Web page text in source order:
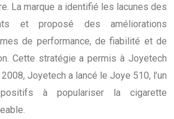
La marque a identifié les lacunes des
et proposé des améliorations
de performance, de fiabilité et de
Cette stratégie a permis à Joyetech
Joyetech a lancé le Joye 510, l’un
à populariser la cigarette